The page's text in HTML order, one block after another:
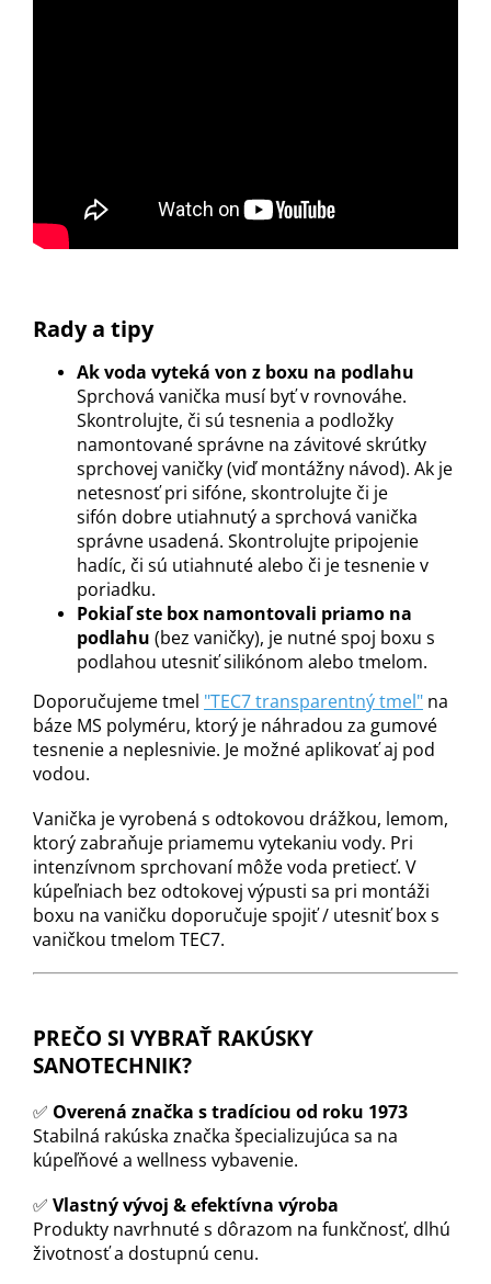
Rady a tipy
Ak voda vyteká von z boxu na podlahu
Sprchová vanička musí byť v rovnováhe.
Skontrolujte, či sú tesnenia a podložky
namontované správne na závitové skrútky
sprchovej vaničky (viď montážny návod). Ak je
netesnosť pri sifóne, skontrolujte či je
sifón dobre utiahnutý a sprchová vanička
správne usadená. Skontrolujte pripojenie
hadíc, či sú utiahnuté alebo či je tesnenie v
poriadku.
Pokiaľ ste box namontovali priamo na
podlahu (bez vaničky), je nutné spoj boxu s
podlahou utesniť silikónom alebo tmelom.
Doporučujeme tmel "TEC7 transparentný tmel" na
báze MS polyméru, ktorý je náhradou za gumové
tesnenie a neplesnivie. Je možné aplikovať aj pod
vodou.
Vanička je vyrobená s odtokovou drážkou, lemom,
ktorý zabraňuje priamemu vytekaniu vody. Pri
intenzívnom sprchovaní môže voda pretiecť. V
kúpeľniach bez odtokovej výpusti sa pri montáži
boxu na vaničku doporučuje spojiť / utesniť box s
vaničkou tmelom TEC7.
PREČO SI VYBRAŤ RAKÚSKY
SANOTECHNIK?
✅ Overená značka s tradíciou od roku 1973
Stabilná rakúska značka špecializujúca sa na
kúpeľňové a wellness vybavenie.
✅ Vlastný vývoj & efektívna výroba
Produkty navrhnuté s dôrazom na funkčnosť, dlhú
životnosť a dostupnú cenu.